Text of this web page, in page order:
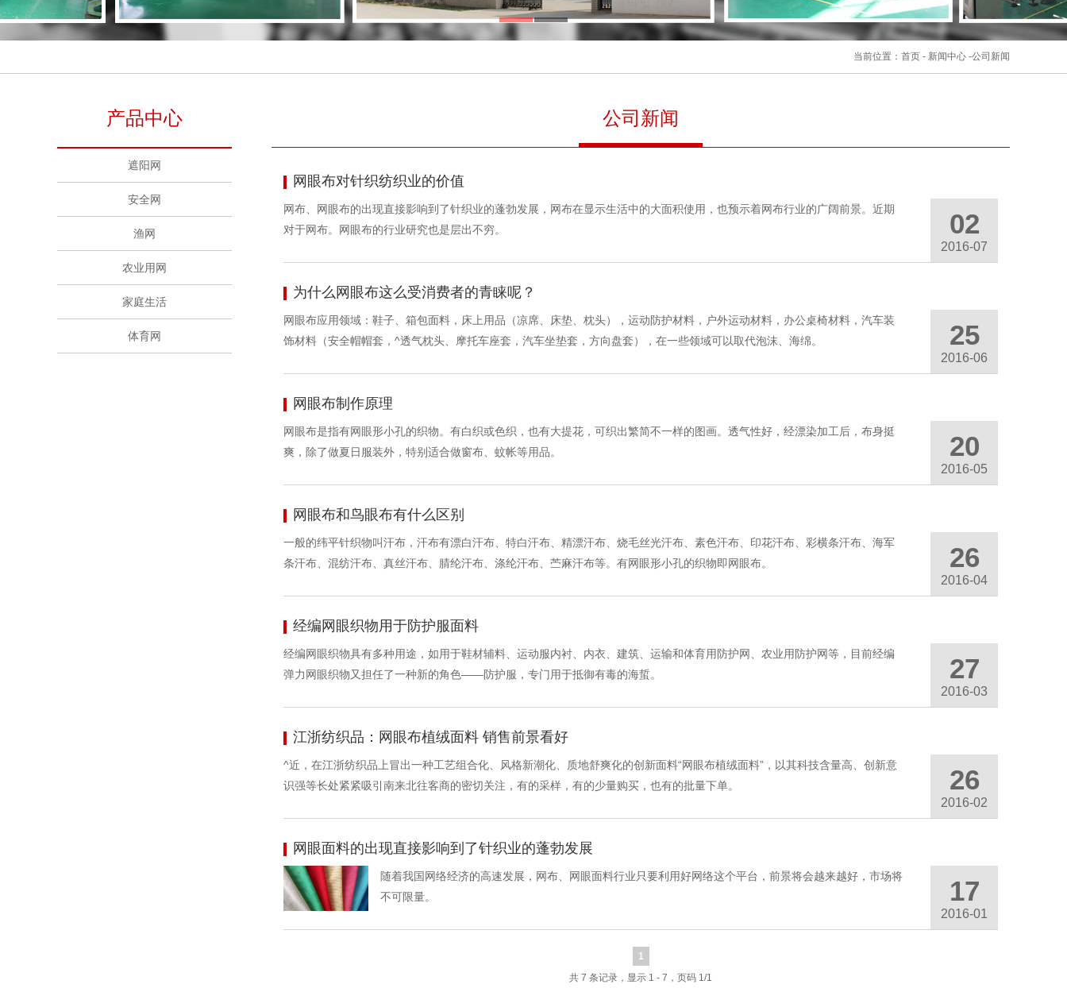
当前位置： 首页 - 新闻中心 -公司新闻
产品中心
遮阳网
安全网
渔网
农业用网
家庭生活
体育网
公司新闻
网眼布对针织纺织业的价值
网布、网眼布的出现直接影响到了针织业的蓬勃发展，网布在显示生活中的大面积使用，也预示着网布行业的广阔前景。近期
对于网布。网眼布的行业研究也是层出不穷。
02
2016-07
为什么网眼布这么受消费者的青睐呢？
网眼布应用领域：鞋子、箱包面料，床上用品（凉席、床垫、枕头），运动防护材料，户外运动材料，办公桌椅材料，汽车装
饰材料（安全帽帽套，^透气枕头、摩托车座套，汽车坐垫套，方向盘套），在一些领域可以取代泡沫、海绵。
25
2016-06
网眼布制作原理
网眼布是指有网眼形小孔的织物。有白织或色织，也有大提花，可织出繁简不一样的图画。透气性好，经漂染加工后，布身挺
爽，除了做夏日服装外，特别适合做窗布、蚊帐等用品。
20
2016-05
网眼布和鸟眼布有什么区别
一般的纬平针织物叫汗布，汗布有漂白汗布、特白汗布、精漂汗布、烧毛丝光汗布、素色汗布、印花汗布、彩横条汗布、海军
条汗布、混纺汗布、真丝汗布、腈纶汗布、涤纶汗布、苎麻汗布等。有网眼形小孔的织物即网眼布。
26
2016-04
经编网眼织物用于防护服面料
经编网眼织物具有多种用途，如用于鞋材辅料、运动服内衬、内衣、建筑、运输和体育用防护网、农业用防护网等，目前经编
弹力网眼织物又担任了一种新的角色――防护服，专门用于抵御有毒的海蜇。
27
2016-03
江浙纺织品：网眼布植绒面料 销售前景看好
^近，在江浙纺织品上冒出一种工艺组合化、风格新潮化、质地舒爽化的创新面料“网眼布植绒面料”，以其科技含量高、创新意
识强等长处紧紧吸引南来北往客商的密切关注，有的采样，有的少量购买，也有的批量下单。
26
2016-02
网眼面料的出现直接影响到了针织业的蓬勃发展
随着我国网络经济的高速发展，网布、网眼面料行业只要利用好网络这个平台，前景将会越来越好，市场将
不可限量。
17
2016-01
1
共 7 条记录，显示 1 - 7，页码 1/1